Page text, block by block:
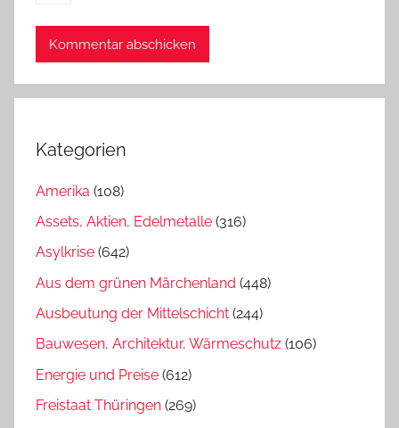
Kategorien
Amerika (108)
Assets, Aktien, Edelmetalle (316)
Asylkrise (642)
Aus dem grünen Märchenland (448)
Ausbeutung der Mittelschicht (244)
Bauwesen, Architektur, Wärmeschutz (106)
Energie und Preise (612)
Freistaat Thüringen (269)